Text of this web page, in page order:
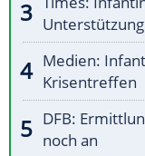
Unterstützung
Medien:
Krisentreffen
DFB:
noch an